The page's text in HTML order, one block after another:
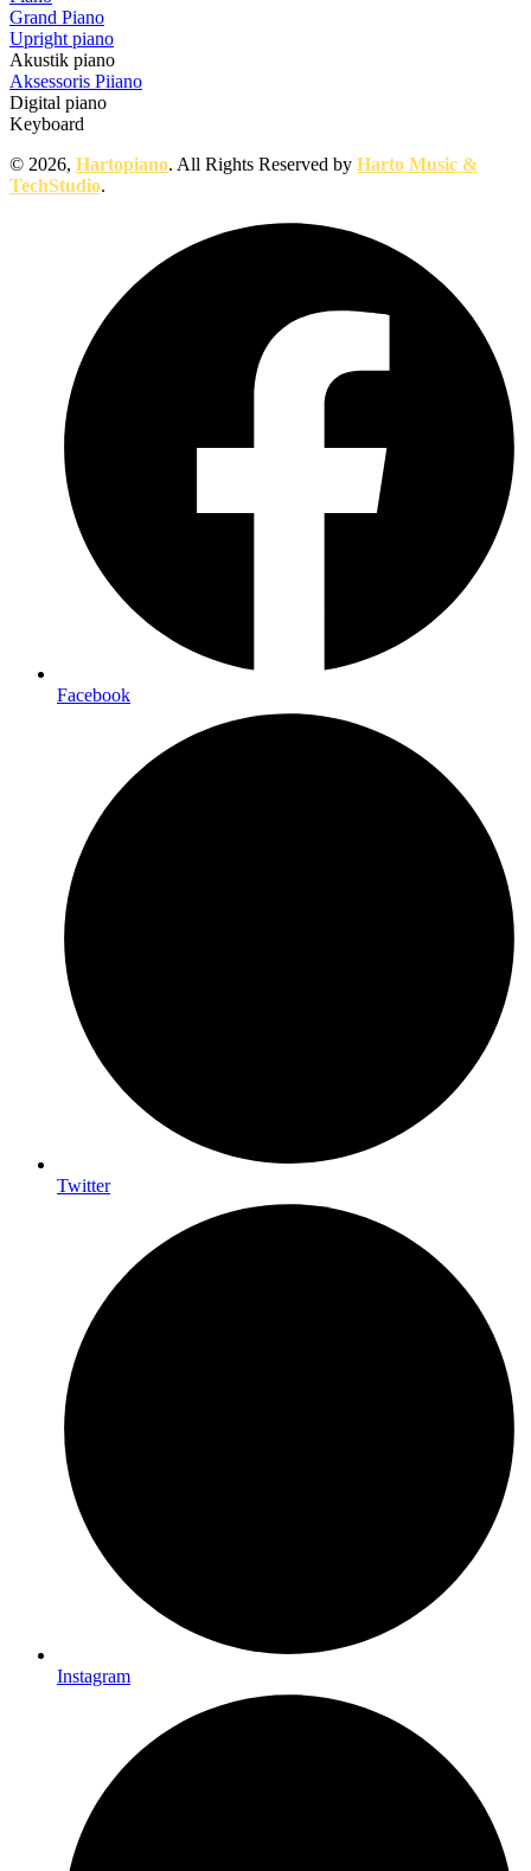
Grand Piano
Upright piano
Akustik piano
Aksessoris Piiano
Digital piano
Keyboard
© 2026, Hartopiano. All Rights Reserved by Harto Music &
TechStudio.
Facebook
Twitter
Instagram